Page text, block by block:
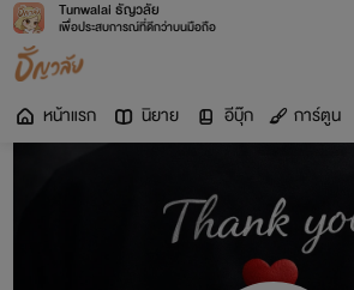
Tunwalai ธัญวลัย
เพื่อประสบการณ์ที่ดีกว่าบนมือถือ
หน้าแรก นิยาย อีบุ๊ก การ์ตูน